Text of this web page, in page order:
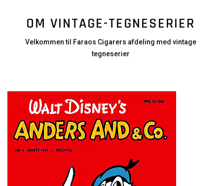
OM VINTAGE-TEGNESERIER
Velkommen til Faraos Cigarers afdeling med vintage
tegneserier